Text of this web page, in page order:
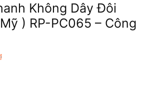
Không Dây Đôi
) RP-PC065 – Công